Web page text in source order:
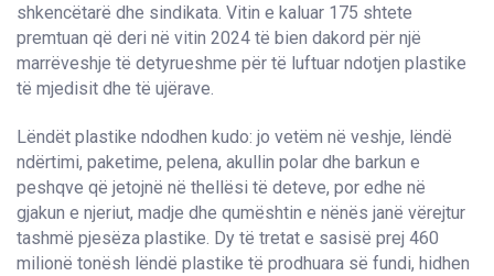
shkencëtarë dhe sindikata. Vitin e kaluar 175 shtete
premtuan që deri në vitin 2024 të bien dakord për një
marrëveshje të detyrueshme për të luftuar ndotjen plastike
të mjedisit dhe të ujërave.
Lëndët plastike ndodhen kudo: jo vetëm në veshje, lëndë
ndërtimi, paketime, pelena, akullin polar dhe barkun e
peshqve që jetojnë në thellësi të deteve, por edhe në
gjakun e njeriut, madje dhe qumështin e nënës janë vërejtur
tashmë pjesëza plastike. Dy të tretat e sasisë prej 460
milionë tonësh lëndë plastike të prodhuara së fundi, hidhen